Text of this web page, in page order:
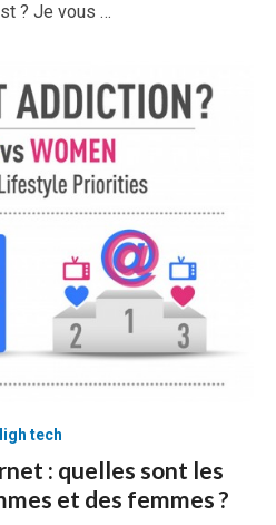
? Je vous …
tech
: quelles sont les
et des femmes ?